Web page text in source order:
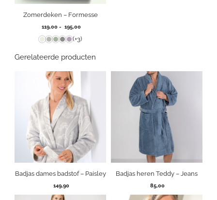
Zomerdeken – Formesse
119,00 - 195,00Prijsklasse:
tot
(+3)
Gerelateerde producten
Badjas dames badstof – Paisley
149,90
Badjas heren Teddy – Jeans
85,00